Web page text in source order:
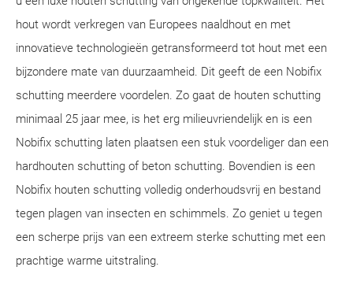
hout wordt verkregen van Europees naaldhout en met
innovatieve technologieën getransformeerd tot hout met een
bijzondere mate van duurzaamheid. Dit geeft de een Nobifix
schutting meerdere voordelen. Zo gaat de houten schutting
minimaal 25 jaar mee, is het erg milieuvriendelijk en is een
Nobifix schutting laten plaatsen een stuk voordeliger dan een
hardhouten schutting of beton schutting. Bovendien is een
Nobifix houten schutting volledig onderhoudsvrij en bestand
tegen plagen van insecten en schimmels. Zo geniet u tegen
een scherpe prijs van een extreem sterke schutting met een
prachtige warme uitstraling.